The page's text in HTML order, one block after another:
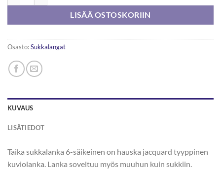
LISÄÄ OSTOSKORIIN
Osasto:Sukkalangat
KUVAUS
LISÄTIEDOT
Taika sukkalanka 6-säikeinen on hauska jacquard tyyppinen
kuviolanka. Lanka soveltuu myös muuhun kuin sukkiin.